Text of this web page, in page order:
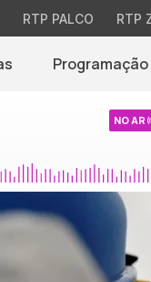
RTP PALCO RTP
Programação
NO AR